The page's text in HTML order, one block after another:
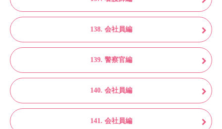
138. 会社員編
139. 警察官編
140. 会社員編
141. 会社員編